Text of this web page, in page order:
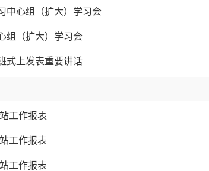
中心组（扩大）学习会
组（扩大）学习会
式上发表重要讲话
工作报表
工作报表
工作报表